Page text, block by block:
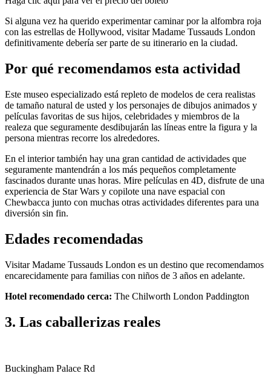
Si alguna vez ha querido experimentar caminar por la alfombra roja
con las estrellas de Hollywood, visitar Madame Tussauds London
definitivamente debería ser parte de su itinerario en la ciudad.
Por qué recomendamos esta actividad
Este museo especializado está repleto de modelos de cera realistas
de tamaño natural de usted y los personajes de dibujos animados y
películas favoritas de sus hijos, celebridades y miembros de la
realeza que seguramente desdibujarán las líneas entre la figura y la
persona mientras recorre los alrededores.
En el interior también hay una gran cantidad de actividades que
seguramente mantendrán a los más pequeños completamente
fascinados durante unas horas. Mire películas en 4D, disfrute de una
experiencia de Star Wars y copilote una nave espacial con
Chewbacca junto con muchas otras actividades diferentes para una
diversión sin fin.
Edades recomendadas
Visitar Madame Tussauds London es un destino que recomendamos
encarecidamente para familias con niños de 3 años en adelante.
Hotel recomendado cerca: The Chilworth London Paddington
3. Las caballerizas reales
Buckingham Palace Rd